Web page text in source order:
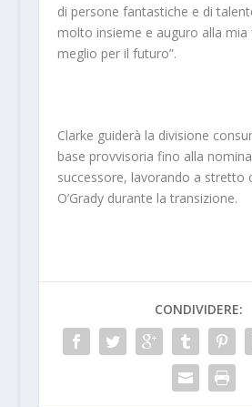
di persone fantastiche e di
molto insieme e auguro alla mia
meglio per il futuro”.
Clarke guiderà la divisione
base provvisoria fino alla
successore, lavorando a stretto
O’Grady durante la transizione.
CONDIVIDERE: